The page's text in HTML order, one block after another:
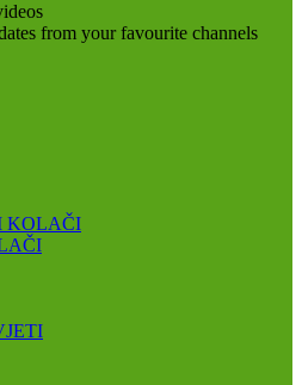
from your favourite channels
KOLAČI